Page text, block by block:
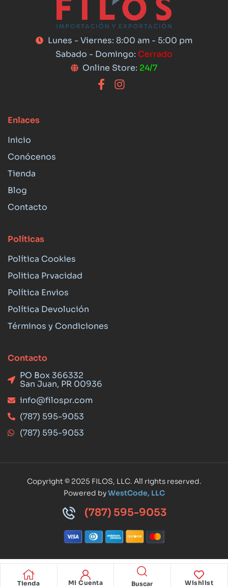
Tienda Mi Cuenta Wishlist
Lunes - Viernes: 8:00 am - 5:00 pm
Sabado - Domingo: Cerrado
Online Store: 24/7
Enlaces
Inicio
Conócenos
Tienda
Blog
Contacto
Políticas
Política Cookies
Politica Prvacidad
Política Envios
Política Devolución
Términos y Condiciones
Contacto
PO Box 366332
San Juan, PR 00936
info@filospr.com
(787) 595-9053
(787) 595-9053
Copyright © 2025 FILOS, LLC. All rights reserved.
Powered byWestCode, LLC
(787) 595-9053